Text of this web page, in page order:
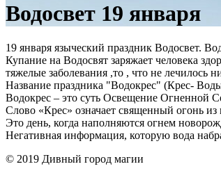
Водосвет 19 января
19 января языческий праздник Водосвет.
Купание на Водосвят заряжает человека
тяжелые заболевания ,то , что не лечилось
Название праздника "Водокрес" (Крес-
Водокрес – это суть Освещение Огненной
Слово «Крес» означает священный огонь
Это день, когда наполняются огнем
Негативная информация, которую вода
© 2019 Дивный город магии